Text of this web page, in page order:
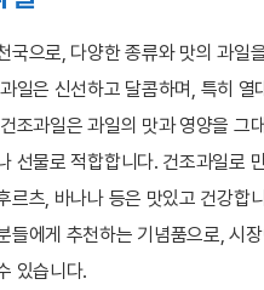
국으로, 다양한 종류와 맛의 과일
일은 신선하고 달콤하며, 특히 열
조과일은 과일의 맛과 영양을 그
선물로 적합합니다. 건조과일로
르츠, 바나나 등은 맛있고 건강합
들에게 추천하는 기념품으로, 시
있습니다.